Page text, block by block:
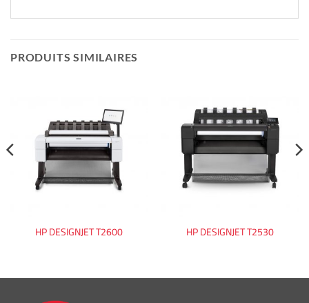
PRODUITS SIMILAIRES
HP DESIGNJET T2600 HP DESIGNJET T2530